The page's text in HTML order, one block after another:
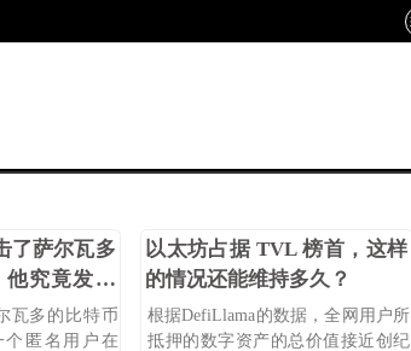
了萨尔瓦多
他究竟发现
瓦多的比特币
个匿名用户在
以太坊占据 TVL 榜首，这样
的情况还能维持多久？
根据DefiLlama的数据，全网用户所
抵押的数字资产的总价值接近创纪